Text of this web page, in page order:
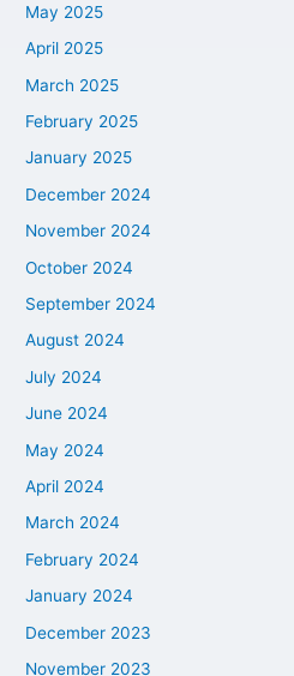
May 2025
April 2025
March 2025
February 2025
January 2025
December 2024
November 2024
October 2024
September 2024
August 2024
July 2024
June 2024
May 2024
April 2024
March 2024
February 2024
January 2024
December 2023
November 2023